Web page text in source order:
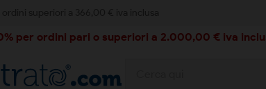
per ordini pari o superiori a 2.000,00 € iva